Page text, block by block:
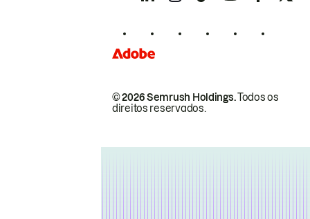
© 2026 Semrush Holdings.Todos os
direitos reservados.